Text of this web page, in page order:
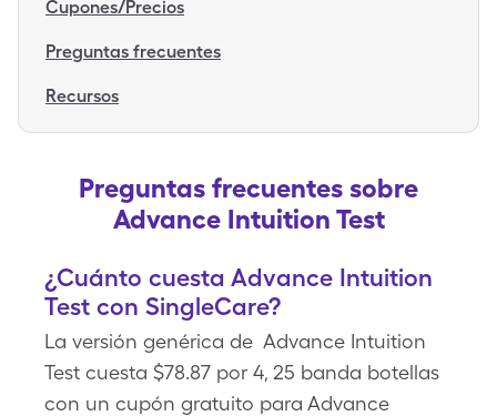
Cupones/Precios
Preguntas frecuentes
Recursos
Preguntas frecuentes sobre
Advance Intuition Test
¿Cuánto cuesta Advance Intuition
Test con SingleCare?
La versión genérica de Advance Intuition
Test cuesta $78.87 por 4, 25 banda botellas
con un cupón gratuito para Advance